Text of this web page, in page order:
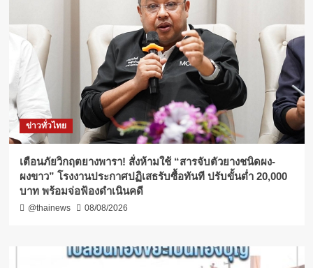
ข่าวทั่วไทย
เตือนภัยวิกฤตยางพารา! สั่งห้ามใช้ “สารจับตัวยางชนิดผง-
ผงขาว” โรงงานประกาศปฏิเสธรับซื้อทันที ปรับขั้นต่ำ 20,000
บาท พร้อมจ่อฟ้องดำเนินคดี
@thainews 08/08/2026